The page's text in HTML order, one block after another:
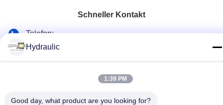
Schneller Kontakt
Telefon:
86-139-12460468
admin@hlhydraulics.com
Adresse:
Hydraulic
1:39 PM
Good day, what product are you looking for?